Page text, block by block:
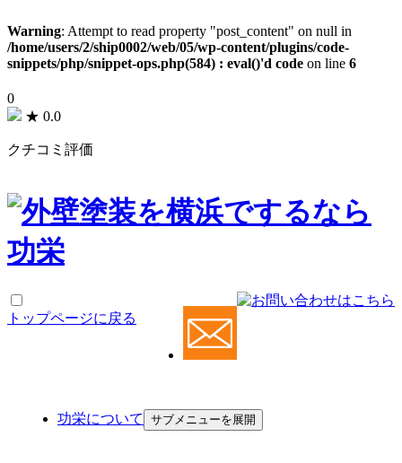
Warning: Attempt to read property "post_content" on null in
/home/users/2/ship0002/web/05/wp-content/plugins/code-
snippets/php/snippet-ops.php(584) : eval()'d code on line 6
0
★ 0.0
クチコミ評価
功栄について サブメニューを展開
トップページに戻る